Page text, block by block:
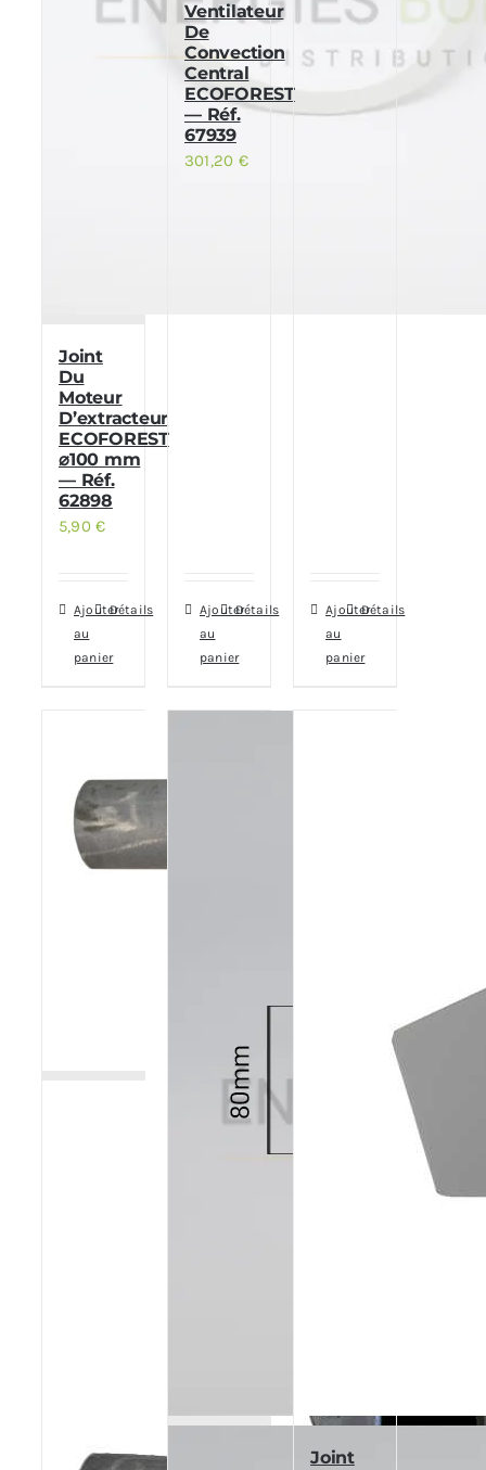
Joint
Du
Moteur
D’extracteur
ECOFOREST
⌀100 mm
— Réf.
62898
5,90€
Ajouter
au
panier
Détails
Ventilateur
De
Convection
Central
ECOFOREST
— Réf.
67939
301,20 €
Ajouter
au
panier
Détails
Ajouter
au
panier
Détails
Joint